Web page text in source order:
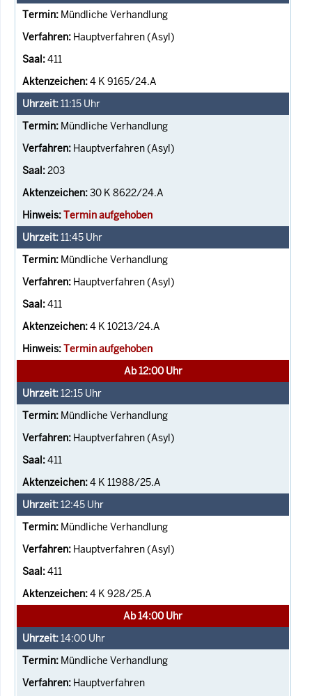
Mündliche Verhandlung
Hauptverfahren (Asyl)
411
4 K 9165/24.A
11:15 Uhr
Mündliche Verhandlung
Hauptverfahren (Asyl)
203
30 K 8622/24.A
Termin aufgehoben
11:45 Uhr
Mündliche Verhandlung
Hauptverfahren (Asyl)
411
4 K 10213/24.A
Termin aufgehoben
Ab 12:00 Uhr
12:15 Uhr
Mündliche Verhandlung
Hauptverfahren (Asyl)
411
4 K 11988/25.A
12:45 Uhr
Mündliche Verhandlung
Hauptverfahren (Asyl)
411
4 K 928/25.A
Ab 14:00 Uhr
14:00 Uhr
Mündliche Verhandlung
Hauptverfahren